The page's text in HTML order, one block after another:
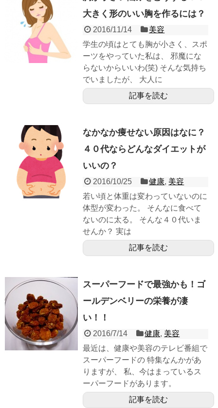
大きく形のいい胸を作るには？
2016/11/14
美容
学生の頃はとても胸が小さく、スポ
ーツをやっていた私は、 邪魔にな
らないからいいわ(笑) そんな気持ち
でいましたが、 大人に
記事を読む
なかなか痩せない原因はなに？
４０代ならどんなダイエットが
いいの？
2016/10/25 健康, 美容
若い頃と体重は変わっていないのに
体型が変わった。 そんなに食べて
ないのに太る。 そんな４０代いま
せんか？ 実は
記事を読む
スーパーフードで最強かも！ゴ
ールデンベリーの栄養が凄
い！！
2016/7/14 健康, 美容
最近は、健康や美容のテレビ番組で
スーパーフードの 特集なんかがあ
りますが、 私、今はまっているス
ーパーフードがあります。
記事を読む